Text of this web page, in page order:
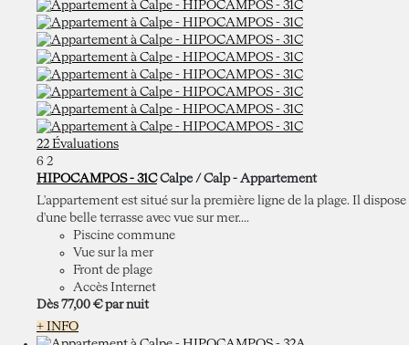
22 Évaluations
6 2
HIPOCAMPOS - 31C Calpe / Calp - Appartement
L'appartement est situé sur la première ligne de la plage. Il dispose
d'une belle terrasse avec vue sur mer....
Piscine commune
Vue sur la mer
Front de plage
Accès Internet
Dès 77,00 € par nuit
+ INFO